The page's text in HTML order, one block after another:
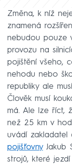
Změna, k níž
znamená
nebudou pouze
provozu na
pojištění všeho,
nehodu nebo
republiky ale
Člověk musí
má. Ale lze říct,
než 25 km v
uvádí zakladatel
pojišťovnyJakub
strojů, které